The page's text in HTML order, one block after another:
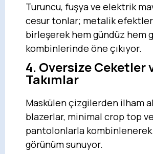
Turuncu, fuşya ve elektrik
cesur tonlar; metalik
birleşerek hem gündüz hem
kombinlerinde öne çıkıyor.
4. Oversize Ceketler
Takımlar
Maskülen çizgilerden ilham
blazerlar, minimal crop top ve
pantolonlarla
görünüm sunuyor.